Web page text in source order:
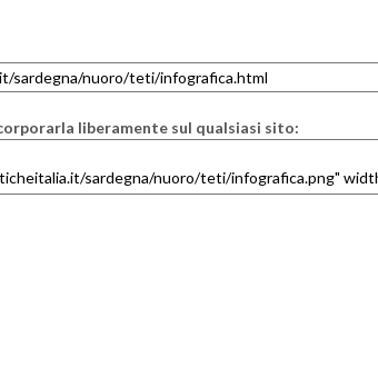
liberamente sul qualsiasi sito: